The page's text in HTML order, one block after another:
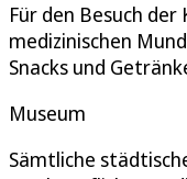
Für den Besuch
medizinischen
Snacks und
Museum
Sämtliche